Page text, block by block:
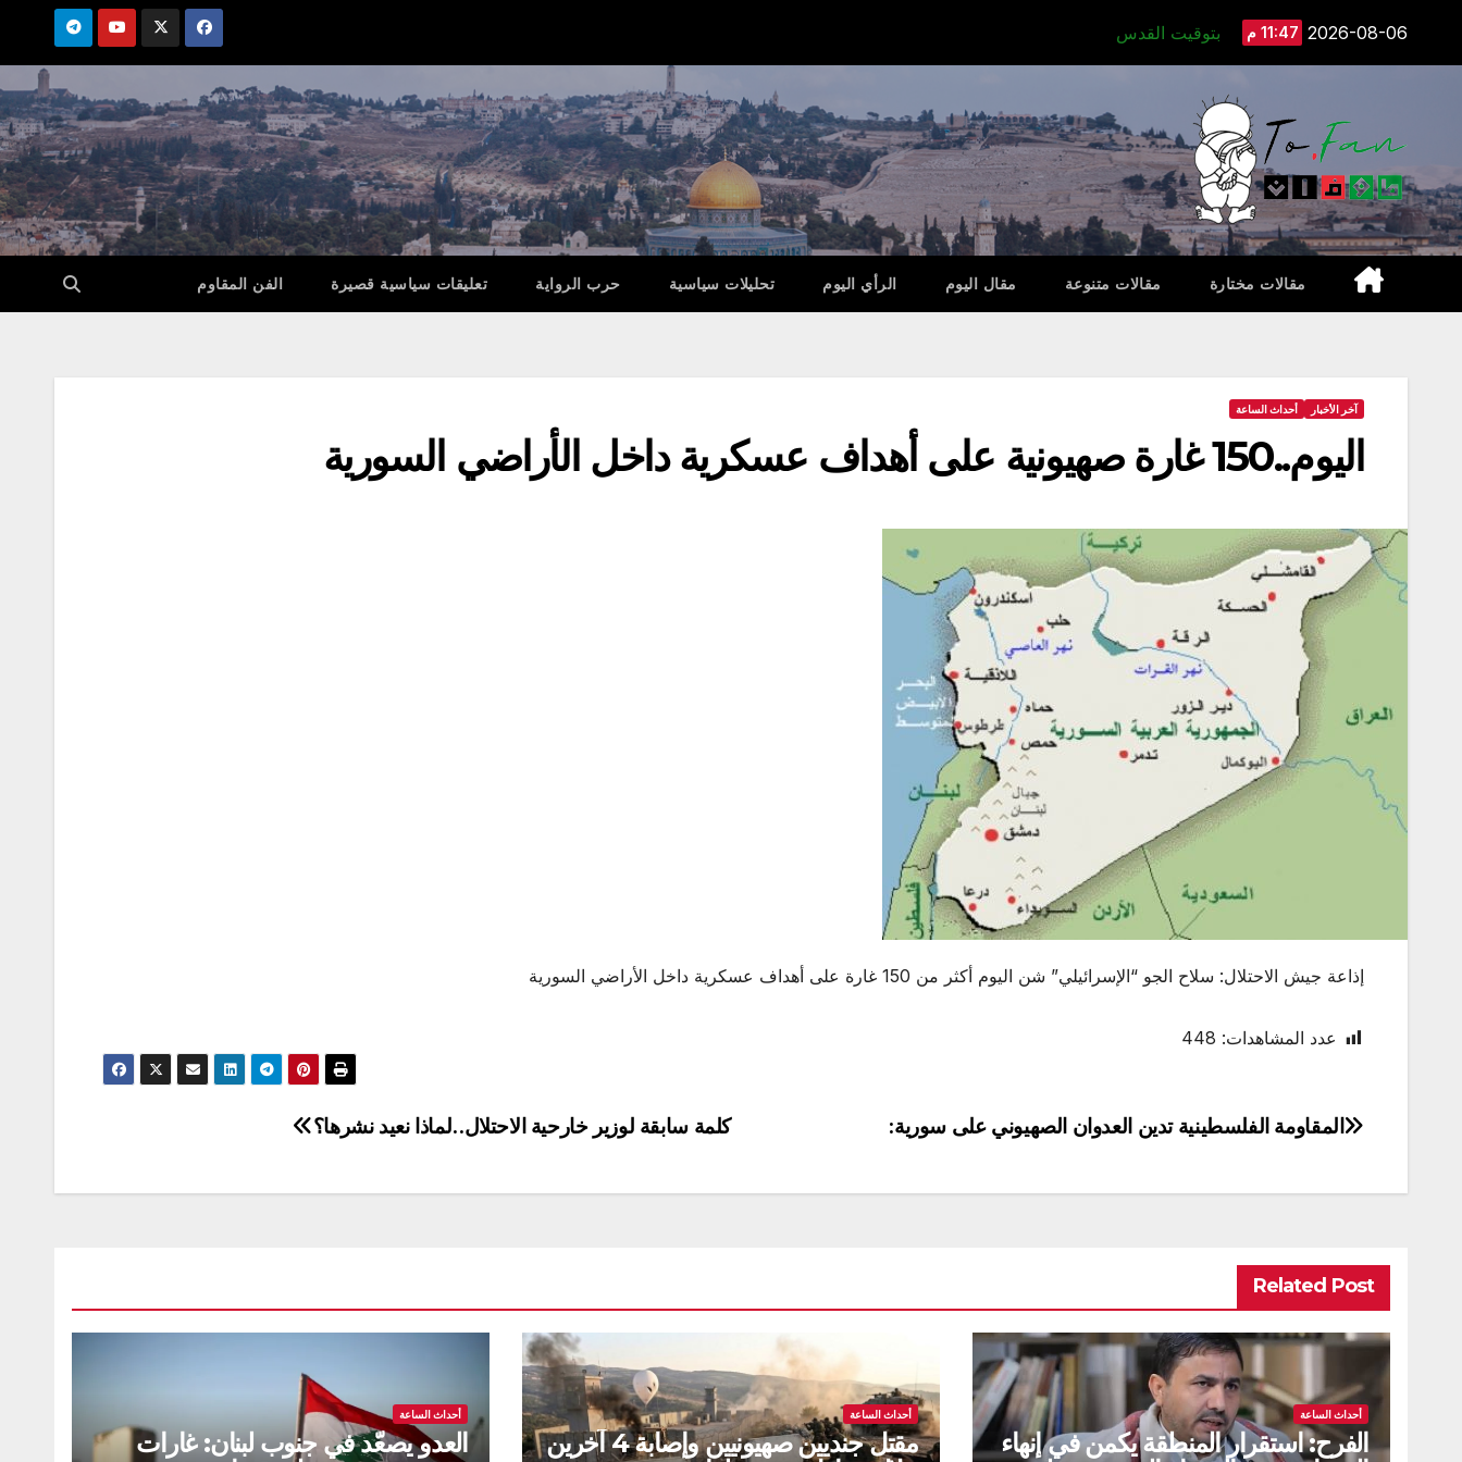
2026-08-06 11:47 م بتوقيت القدس
مقالات مختارة مقالات متنوعة مقال اليوم الرأي اليوم تحليلات سياسية حرب الرواية تعليقات سياسية قصيرة الفن المقاوم
آخر الأخبار أحداث الساعة
اليوم..150 غارة صهيونية على أهداف عسكرية داخل الأراضي السورية
إذاعة جيش الاحتلال: سلاح الجو “الإسرائيلي” شن اليوم أكثر من 150 غارة على أهداف عسكرية داخل الأراضي السورية
عدد المشاهدات: 448
تصفّح
كلمة سابقة لوزير خارحية الاحتلال..لماذا نعيد نشرها؟ المقاومة الفلسطينية تدين العدوان الصهيوني على سورية:
Related Post
أحداث الساعة
الفرح: استقرار المنطقة يكمن في إنهاء
أحداث الساعة
مقتل جنديين صهيونيين وإصابة 4 آخرين
أحداث الساعة
العدو يصعّد في جنوب لبنان: غارات